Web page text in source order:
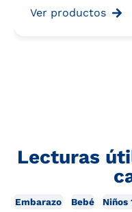
Ver productos
Lecturas
Embarazo Bebé Niños